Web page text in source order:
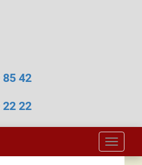
85 42
22 22
Toggle